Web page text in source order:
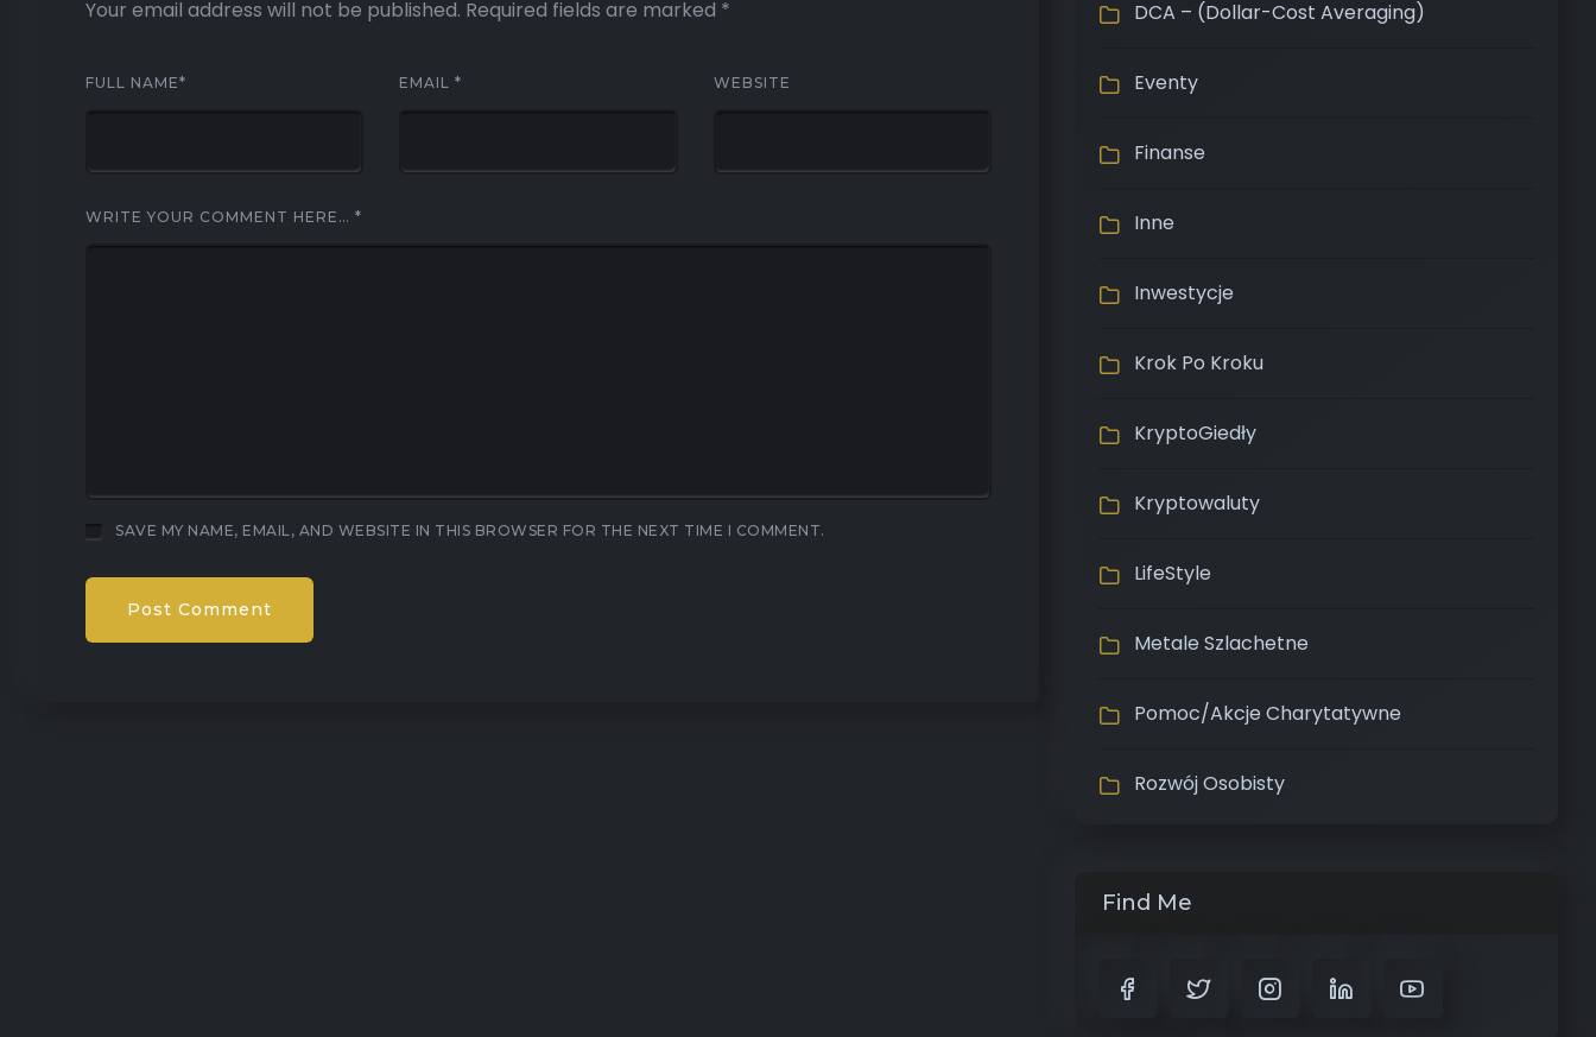
Your email address will not be published. Required fields are marked *
FULL NAME* EMAIL* WEBSITE
WRITE YOUR COMMENT HERE… *
SAVE MY NAME, EMAIL, AND WEBSITE IN THIS BROWSER FOR THE NEXT TIME I COMMENT.
DCA – (Dollar-Cost Averaging)
Eventy
Finanse
Inne
Inwestycje
Krok Po Kroku
KryptoGiedły
Kryptowaluty
LifeStyle
Metale Szlachetne
Pomoc/Akcje Charytatywne
Rozwój Osobisty
Find Me